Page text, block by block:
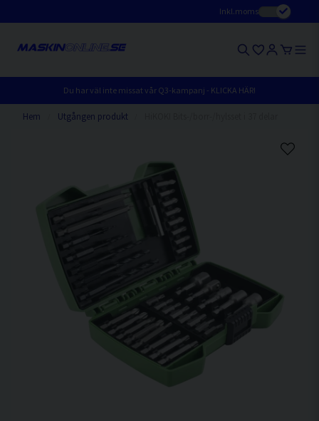
Inkl.moms
Du har väl inte missat vår Q3-kampanj - KLICKA HÄR!
Hem Utgången produkt